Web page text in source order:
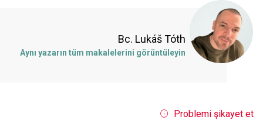
Bc. Lukáš Tóth
Aynı yazarın tüm makalelerini görüntüleyin
Problemi şikayet et